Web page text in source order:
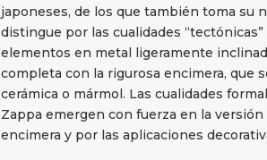
japoneses, de los que también toma su
distingue por las cualidades
elementos en metal ligeramente
completa con la rigurosa encimera, que
cerámica o mármol. Las cualidades
Zappa emergen con fuerza en la
encimera y por las aplicaciones